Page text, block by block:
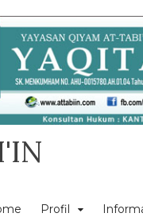
Profil